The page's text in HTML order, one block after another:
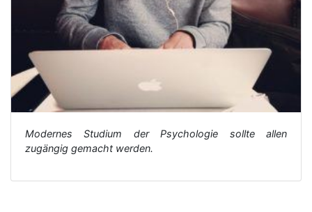
Modernes Studium der Psychologie sollte allen
zugängig gemacht werden.